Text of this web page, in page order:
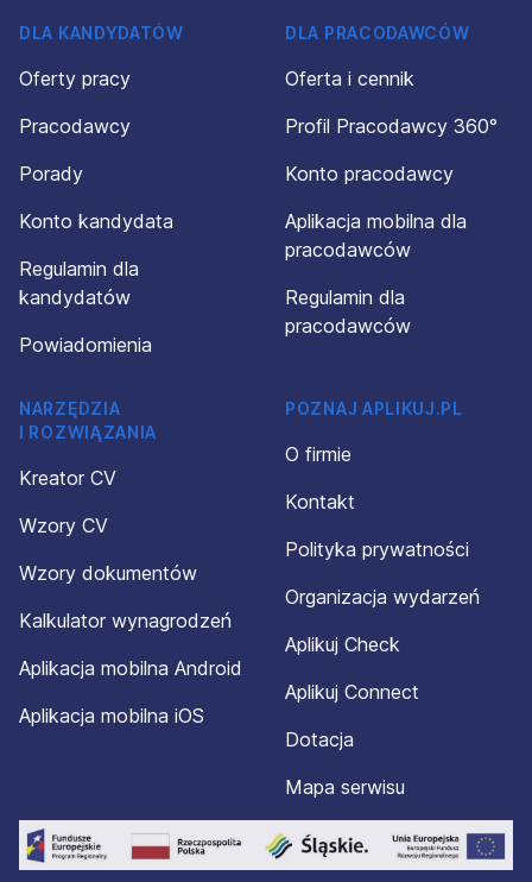
DLA KANDYDATÓW
Oferty pracy
Pracodawcy
Porady
Konto kandydata
Regulamin dla
kandydatów
Powiadomienia
DLA PRACODAWCÓW
Oferta i cennik
Profil Pracodawcy 360°
Konto pracodawcy
Aplikacja mobilna dla
pracodawców
Regulamin dla
pracodawców
NARZĘDZIA
I ROZWIĄZANIA
Kreator CV
Wzory CV
Wzory dokumentów
Kalkulator wynagrodzeń
Aplikacja mobilna Android
Aplikacja mobilna iOS
POZNAJ APLIKUJ.PL
O firmie
Kontakt
Polityka prywatności
Organizacja wydarzeń
Aplikuj Check
Aplikuj Connect
Dotacja
Mapa serwisu